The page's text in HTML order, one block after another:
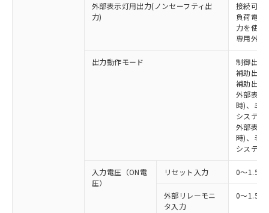
外部表示灯用出力(ノンセーフティ出
力)
接続可能
負荷電流
力を使用
専用外部
出力動作モード
制御出力
補助出力
補助出力
外部表示
時)、ミ
システム
外部表示
時)、ミ
システム
入力電圧（ON電
圧）
リセット入力 0～1.5V
外部リレーモニ
タ入力
0～1.5V